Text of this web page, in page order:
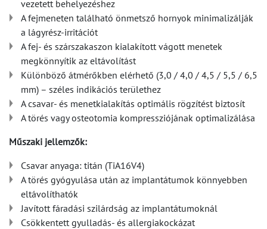
vezetett behelyezéshez
A fejmeneten található önmetsző hornyok minimalizálják
a lágyrész-irritációt
A fej- és szárszakaszon kialakított vágott menetek
megkönnyítik az eltávolítást
Különböző átmérőkben elérhető (3,0 / 4,0 / 4,5 / 5,5 / 6,5
mm) – széles indikációs területhez
A csavar- és menetkialakítás optimális rögzítést biztosít
A törés vagy osteotomia kompressziójának optimalizálása
Műszaki jellemzők:
Csavar anyaga: titán (TiA16V4)
A törés gyógyulása után az implantátumok könnyebben
eltávolíthatók
Javított fáradási szilárdság az implantátumoknál
Csökkentett gyulladás- és allergiakockázat